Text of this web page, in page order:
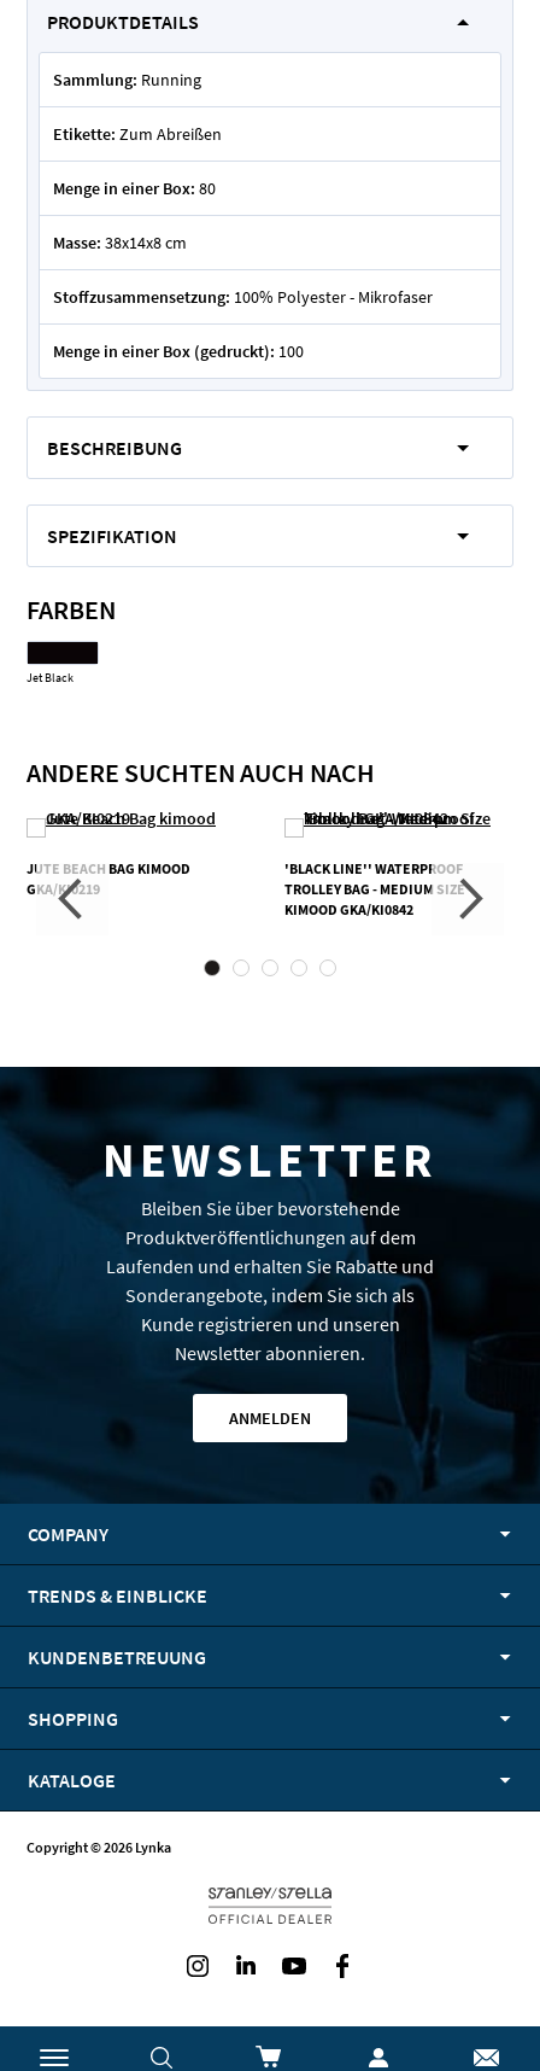
PRODUKTDETAILS
Sammlung: Running
Etikette: Zum Abreißen
Menge in einer Box: 80
Masse: 38x14x8 cm
Stoffzusammensetzung: 100% Polyester - Mikrofaser
Menge in einer Box (gedruckt): 100
BESCHREIBUNG
SPEZIFIKATION
FARBEN
Jet Black
ANDERE SUCHTEN AUCH NACH
JUTE BEACH BAG KIMOOD
GKA/KI0219
'BLACK LINE'' WATERPROOF
TROLLEY BAG - MEDIUM SIZE
KIMOOD GKA/KI0842
NEWSLETTER
Bleiben Sie über bevorstehende
Produktveröffentlichungen auf dem
Laufenden und erhalten Sie Rabatte und
Sonderangebote, indem Sie sich als
Kunde registrieren und unseren
Newsletter abonnieren.
ANMELDEN
COMPANY
TRENDS & EINBLICKE
KUNDENBETREUUNG
SHOPPING
KATALOGE
Copyright © 2026 Lynka